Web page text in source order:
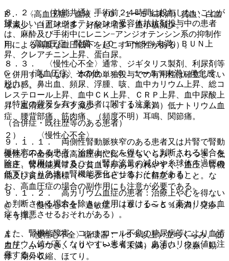
８．２． 〈効能共通〉手術前２４時間は投与しないことが
望ましい（アンジオテンシン２受容体拮抗剤投与中の患者
は、麻酔及び手術中にレニン−アンジオテンシン系の抑制作
用による高度な血圧低下を起こす可能性がある）。
８．３． 〈慢性心不全〉通常、ジギタリス製剤、利尿剤等
と併用する（なお、本剤の単独投与での有用性は確立してい
ない）。
（特定の背景を有する患者に関する注意）
（合併症・既往歴等のある患者）
９．１．１． 両側性腎動脈狭窄のある患者又は片腎で腎動
脈狭窄のある患者：治療上やむを得ないと判断される場合を
除き、使用は避けること（腎血流量の減少や糸球体ろ過圧の
低下により急速に腎機能悪化させるおそれがある）。
９．１．２． 高カリウム血症の患者：治療上やむを得ない
と判断される場合を除き、使用は避けること（高カリウム血
症を増悪させるおそれがある）。
また、腎機能障害、コントロール不良の糖尿病等により血清
カリウム値が高くなりやすい患者では、血清カリウム値に注
意すること。
E． 〈高血圧症〉血液：（０．１〜５％未満）貧血、白血
球減少、白血球増多、好酸球増多、血小板減少。
F． 〈高血圧症〉腎臓：（０．１〜５％未満）ＢＵＮ上
昇、クレアチニン上昇、蛋白尿。
G． 〈高血圧症〉その他：（０．１〜５％未満）倦怠感、
脱力感、鼻出血、頻尿、浮腫、咳、血中カリウム上昇、総コ
レステロール上昇、血中ＣＫ上昇、ＣＲＰ上昇、血中尿酸上
昇、血清総タンパク減少、（０．１％未満）低ナトリウム血
症、腰背部痛、筋肉痛、（頻度不明）耳鳴、関節痛。
２）． 〈慢性心不全〉
慢性心不全例では高血圧例に比べ立ちくらみ、ふらつき、低
血圧、腎機能異常及び貧血等があらわれやすく、血圧、腎機
能及び貧血の指標（ヘモグロビン等）に留意すること。な
お、高血圧症の場合の副作用にも注意が必要である。
@． 〈慢性心不全〉過敏症：（０．１〜５％未満）発疹、
そう痒。
A． 〈慢性心不全〉循環器：（５％以上）立ちくらみ、低
血圧、ふらつき、（０．１〜５％未満）めまい、徐脈、動
悸、期外収縮、ほてり。